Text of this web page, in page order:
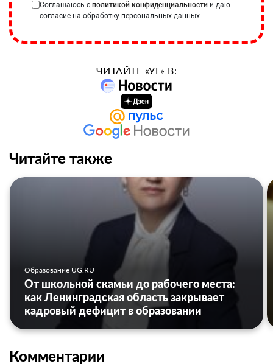
Соглашаюсь с политикой конфиденциальности и даю
согласие на обработку персональных данных
ЧИТАЙТЕ «УГ» В:
Читайте также
Образование UG.RU
От школьной скамьи до рабочего места:
как Ленинградская область закрывает
кадровый дефицит в образовании
Комментарии